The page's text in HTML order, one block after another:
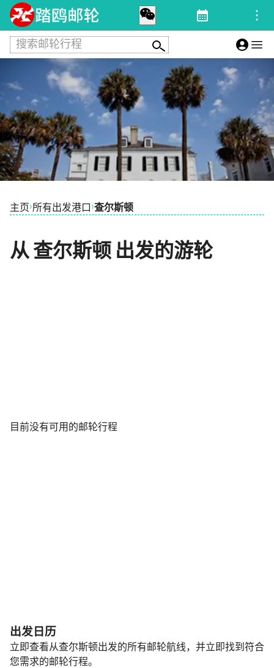
搜索邮轮行程
主页›所有出发港口›查尔斯顿
从 查尔斯顿 出发的游轮
目前没有可用的邮轮行程
出发日历
立即查看从查尔斯顿出发的所有邮轮航线，并立即找到符合
您需求的邮轮行程。